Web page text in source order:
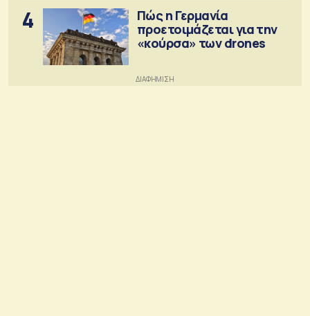
4
Πώς η Γερμανία
προετοιμάζεται για την
«κούρσα» των drones